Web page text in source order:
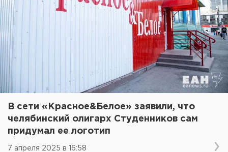
В сети «Красное&Белое» заявили, что
челябинский олигарх Студенников сам
придумал ее логотип
7 апреля 2025 в 16:58